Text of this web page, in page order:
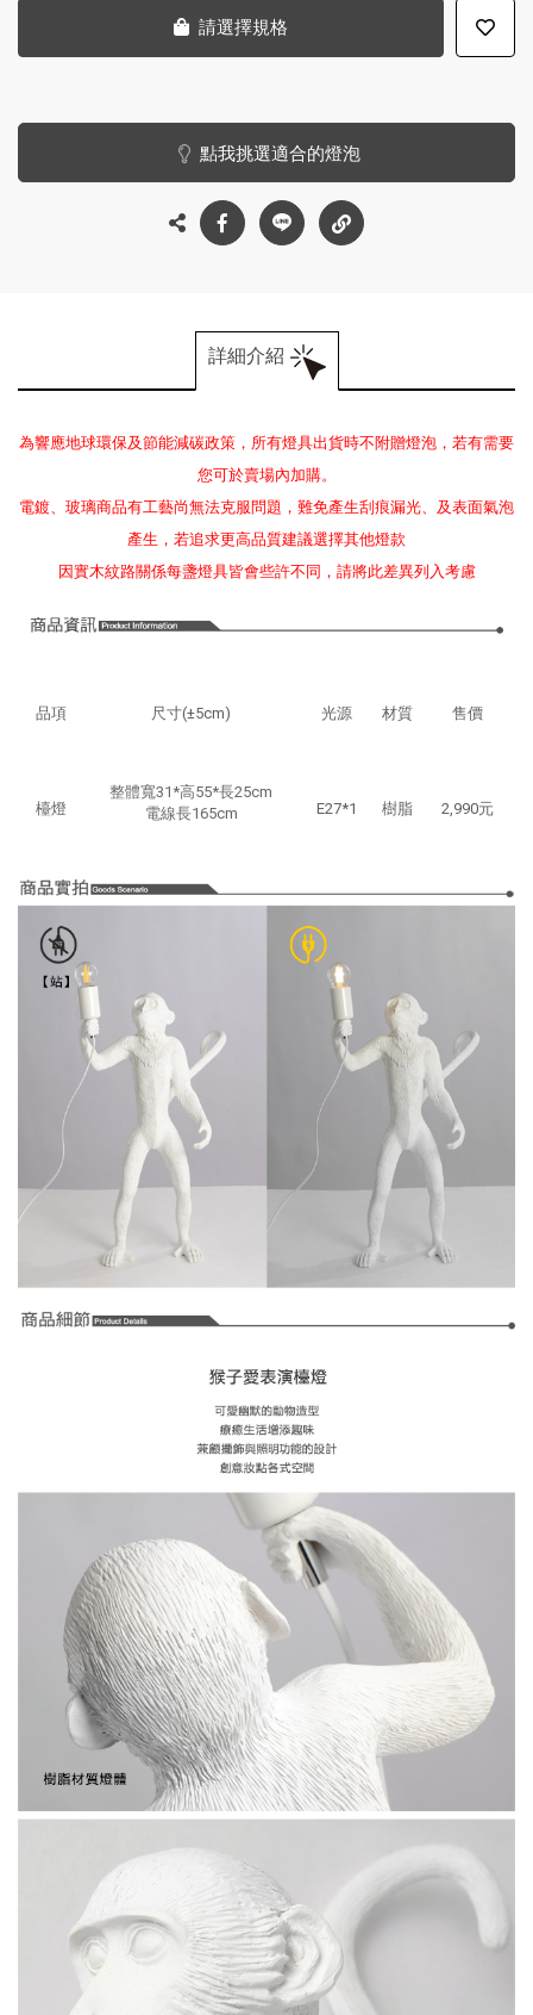
請選擇規格
點我挑選適合的燈泡
詳細介紹
為響應地球環保及節能減碳政策，所有燈具出貨時不附贈燈泡，若有需要
您可於賣場內加購。
電鍍、玻璃商品有工藝尚無法克服問題，難免產生刮痕漏光、及表面氣泡
產生，若追求更高品質建議選擇其他燈款
因實木紋路關係每盞燈具皆會些許不同，請將此差異列入考慮
品項 尺寸(±5cm) 光源 材質 售價
檯燈
整體寬31*高55*長25cm
電線長165cm
E27*1 樹脂 2,990元